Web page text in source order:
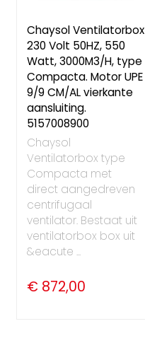
Chaysol Ventilatorbox
230 Volt 50HZ, 550
Watt, 3000M3/H, type
Compacta. Motor UPE
9/9 CM/AL vierkante
aansluiting.
5157008900
Chaysol
Ventilatorbox type
Compacta met
direct aangedreven
centrifugaal
ventilator. Bestaat uit
ventilatorbox box uit
&eacute ...
€ 872,00